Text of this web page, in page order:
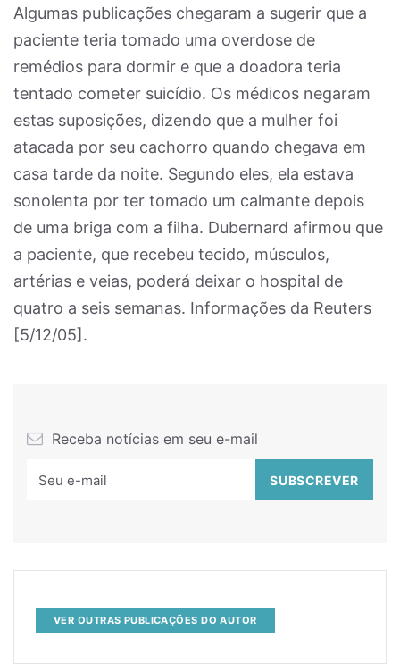
Algumas publicações chegaram a sugerir que a
paciente teria tomado uma overdose de
remédios para dormir e que a doadora teria
tentado cometer suicídio. Os médicos negaram
estas suposições, dizendo que a mulher foi
atacada por seu cachorro quando chegava em
casa tarde da noite. Segundo eles, ela estava
sonolenta por ter tomado um calmante depois
de uma briga com a filha. Dubernard afirmou que
a paciente, que recebeu tecido, músculos,
artérias e veias, poderá deixar o hospital de
quatro a seis semanas. Informações da Reuters
[5/12/05].
Receba notícias em seu e-mail
VER OUTRAS PUBLICAÇÕES DO AUTOR